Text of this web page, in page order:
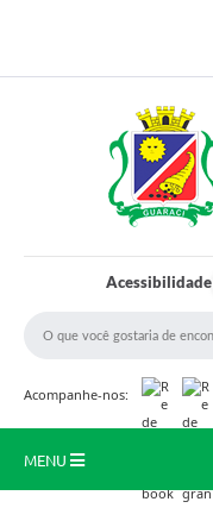
Acessibilidade
Acompanhe-nos:
MENU